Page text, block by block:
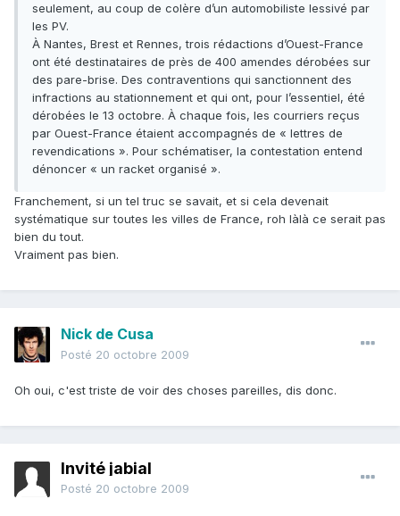
seulement, au coup de colère d’un automobiliste lessivé par
les PV.
À Nantes, Brest et Rennes, trois rédactions d’Ouest-France
ont été destinataires de près de 400 amendes dérobées sur
des pare-brise. Des contraventions qui sanctionnent des
infractions au stationnement et qui ont, pour l’essentiel, été
dérobées le 13 octobre. À chaque fois, les courriers reçus
par Ouest-France étaient accompagnés de « lettres de
revendications ». Pour schématiser, la contestation entend
dénoncer « un racket organisé ».
Franchement, si un tel truc se savait, et si cela devenait
systématique sur toutes les villes de France, roh làlà ce serait pas
bien du tout.
Vraiment pas bien.
Nick de Cusa
Posté 20 octobre 2009
Oh oui, c'est triste de voir des choses pareilles, dis donc.
Invité jabial
Posté 20 octobre 2009